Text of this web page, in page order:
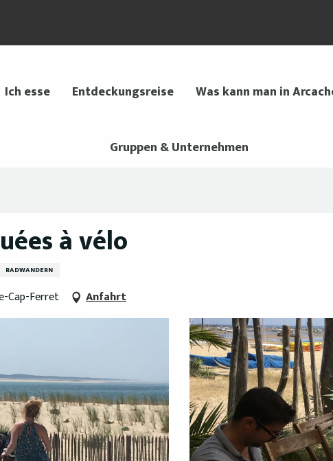
Ich esse Entdeckungsreise Was kann man in
Gruppen & Unternehmen
à vélo
RADWANDERN
Cap-Ferret Anfahrt